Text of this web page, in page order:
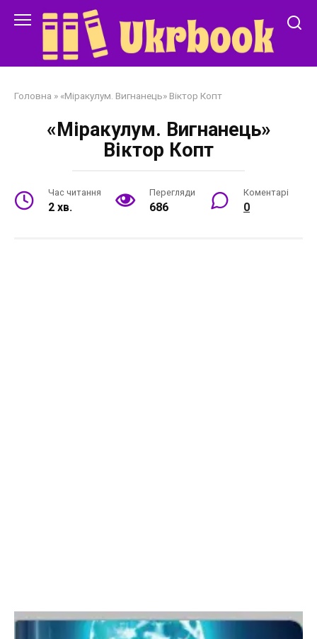
Головна » «Міракулум. Вигнанець» Віктор Копт
«Міракулум. Вигнанець»
Віктор Копт
Час читання
2 хв.
Перегляди
686
Коментарі
0